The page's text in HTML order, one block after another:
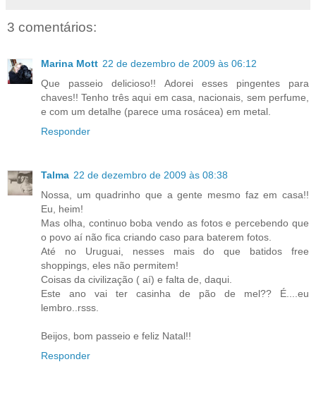
3 comentários:
Marina Mott 22 de dezembro de 2009 às 06:12
Que passeio delicioso!! Adorei esses pingentes para
chaves!! Tenho três aqui em casa, nacionais, sem perfume,
e com um detalhe (parece uma rosácea) em metal.
Responder
Talma 22 de dezembro de 2009 às 08:38
Nossa, um quadrinho que a gente mesmo faz em casa!!
Eu, heim!
Mas olha, continuo boba vendo as fotos e percebendo que
o povo aí não fica criando caso para baterem fotos.
Até no Uruguai, nesses mais do que batidos free
shoppings, eles não permitem!
Coisas da civilização ( aí) e falta de, daqui.
Este ano vai ter casinha de pão de mel?? É....eu
lembro..rsss.
Beijos, bom passeio e feliz Natal!!
Responder